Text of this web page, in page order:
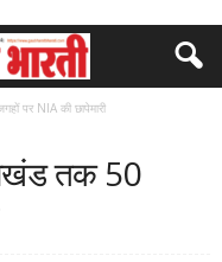
पर NIA की छापेमारी
तक 50